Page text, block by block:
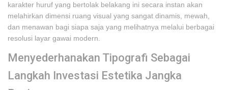
karakter huruf yang bertolak belakang ini secara instan akan
melahirkan dimensi ruang visual yang sangat dinamis, mewah,
dan menawan bagi siapa saja yang melihatnya melalui berbagai
resolusi layar gawai modern.
Menyederhanakan Tipografi Sebagai
Langkah Investasi Estetika Jangka